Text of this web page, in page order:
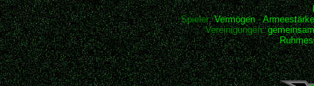
Spieler:Vermögen-Armeestärke
Vereinigungen: